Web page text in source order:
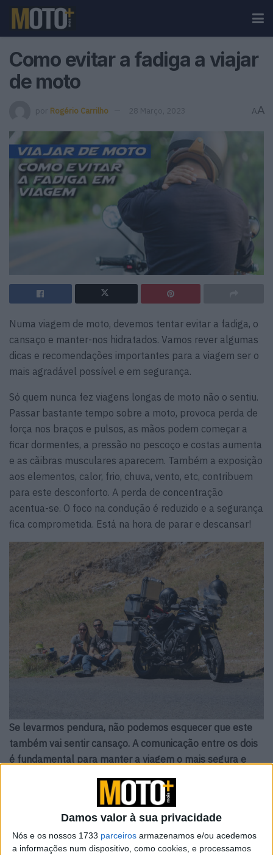
Damos valor à sua privacidade
Nós e os nossos 1733 parceiros armazenamos e/ou acedemos
a informações num dispositivo, como cookies, e processamos
Como evitar a fadiga a viajar
de moto
por Rogério Carrilho 28 Março, 2023 AA
Numa viagem de moto, devemos tentar evitar a fadiga, o
cansaço e manter-nos hidratados. Vamos rever algumas
dicas e recomendações importantes para a viagem ser o
mais agradável possível e em segurança.
Só quem nunca fez viagens longas de moto não o sentiu.
Passar bastante tempo sobre a moto, provoca perda de
força nos braços e pulsos, as mãos podem começar a
ficar dormentes, a pressão no pescoço e costas aumenta
e as cãibras musculares aparecem. Também a exposição
aos elementos, calor, frio, chuva, vento, etc, contribuem
para este desconforto. A perda de concentração
acentua-se. O foco na condução é reduzido e a segurança
fica comprometida. Está na hora de parar e descansar!
Se levarmos pendura, não podemos esquecer que este
também vai sentir cansaço. A comunicação entre os dois
é fundamental para manter a viagem o mais segura e
confortável possível.
Vem aí o 42º Passeio de Antigas de Sintra
7 AGOSTO, 2026